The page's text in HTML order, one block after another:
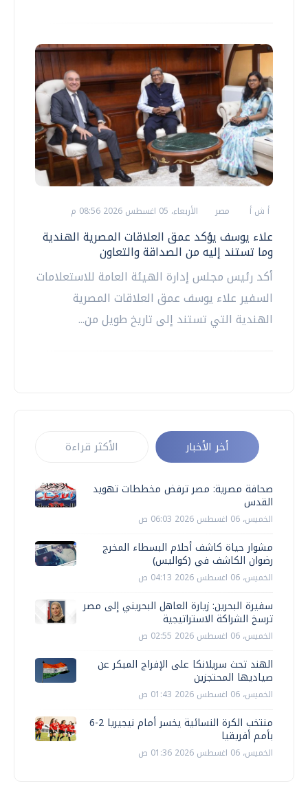
أ ش أ مصر الأربعاء، 05 اغسطس 2026 08:56 م
علاء يوسف يؤكد عمق العلاقات المصرية الهندية
وما تستند إليه من الصداقة والتعاون
أكد رئيس مجلس إدارة الهيئة العامة للاستعلامات
السفير علاء يوسف عمق العلاقات المصرية
الهندية التي تستند إلى تاريخ طويل من...
أخر الأخبار الأكثر قراءة
صحافة مصرية: مصر ترفض مخططات تهويد
القدس
الخميس، 06 اغسطس 2026 06:03 ص
مشوار حياة كاشف أحلام البسطاء المخرج
رضوان الكاشف في (كواليس)
الخميس، 06 اغسطس 2026 04:13 ص
سفيرة البحرين: زيارة العاهل البحريني إلى مصر
ترسخ الشراكة الاستراتيجية
الخميس، 06 اغسطس 2026 02:55 ص
الهند تحث سريلانكا على الإفراج المبكر عن
صياديها المحتجزين
الخميس، 06 اغسطس 2026 01:43 ص
منتخب الكرة النسائية يخسر أمام نيجيريا 2-6
بأمم أفريقيا
الخميس، 06 اغسطس 2026 01:36 ص